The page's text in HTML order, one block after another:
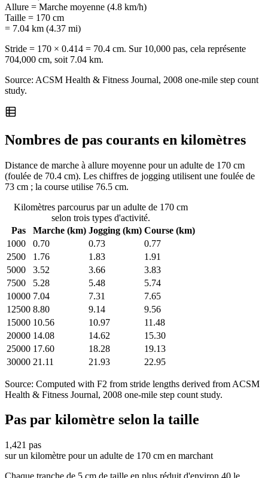
Allure = Marche moyenne (4.8 km/h)
Taille = 170 cm
= 7.04 km (4.37 mi)
Stride = 170 × 0.414 = 70.4 cm. Sur 10,000 pas, cela représente
704,000 cm, soit 7.04 km.
Source: ACSM Health & Fitness Journal, 2008 one-mile step count
study.
Nombres de pas courants en kilomètres
Distance de marche à allure moyenne pour un adulte de 170 cm
(foulée de 70.4 cm). Les chiffres de jogging utilisent une foulée de
73 cm ; la course utilise 76.5 cm.
Kilomètres parcourus par un adulte de 170 cm
selon trois types d'activité.
Pas
Marche (km) Jogging (km) Course (km)
1000
0.70 0.73
0.77
2500
1.76 1.83
1.91
5000
3.52 3.66
3.83
7500
5.28 5.48
5.74
10000 7.04 7.31
7.65
12500 8.80 9.14
9.56
15000 10.56 10.97
11.48
20000 14.08 14.62
15.30
25000 17.60 18.28
19.13
30000 21.11 21.93 22.95
Source: Computed with F2 from stride lengths derived from ACSM
Health & Fitness Journal, 2008 one-mile step count study.
Pas par kilomètre selon la taille
1,421 pas
sur un kilomètre pour un adulte de 170 cm en marchant